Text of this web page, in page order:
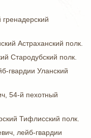
Астраханский полк.
Стародубский полк.
гвардии Уланский
54-й пехотный
Тифлисский полк.
лейб-гвардии